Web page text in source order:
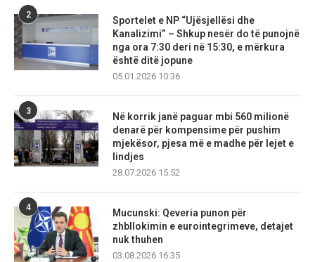
2
Sportelet e NP “Ujësjellësi dhe
Kanalizimi” – Shkup nesër do të punojnë
nga ora 7:30 deri në 15:30, e mërkura
është ditë jopune
05.01.2026 10:36
3
Në korrik janë paguar mbi 560 milionë
denarë për kompensime për pushim
mjekësor, pjesa më e madhe për lejet e
lindjes
28.07.2026 15:52
4
Mucunski: Qeveria punon për
zhbllokimin e eurointegrimeve, detajet
nuk thuhen
03.08.2026 16:35